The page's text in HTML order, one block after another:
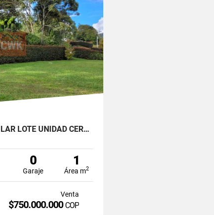
VENTA ESPECTACULAR LOTE UNIDAD CERRADA UBICADO PANTANILLO EL RETIRO
0
Garaje
1
Área m2
Venta
$750.000.000 COP